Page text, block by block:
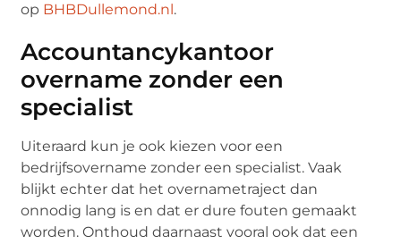
op BHBDullemond.nl .
Accountancykantoor
overname zonder een
specialist
Uiteraard kun je ook kiezen voor een
bedrijfsovername zonder een specialist. Vaak
blijkt echter dat het overnametraject dan
onnodig lang is en dat er dure fouten gemaakt
worden. Onthoud daarnaast vooral ook dat een